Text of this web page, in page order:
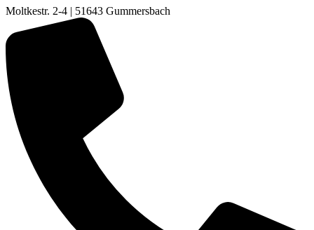
Moltkestr. 2-4 | 51643 Gummersbach